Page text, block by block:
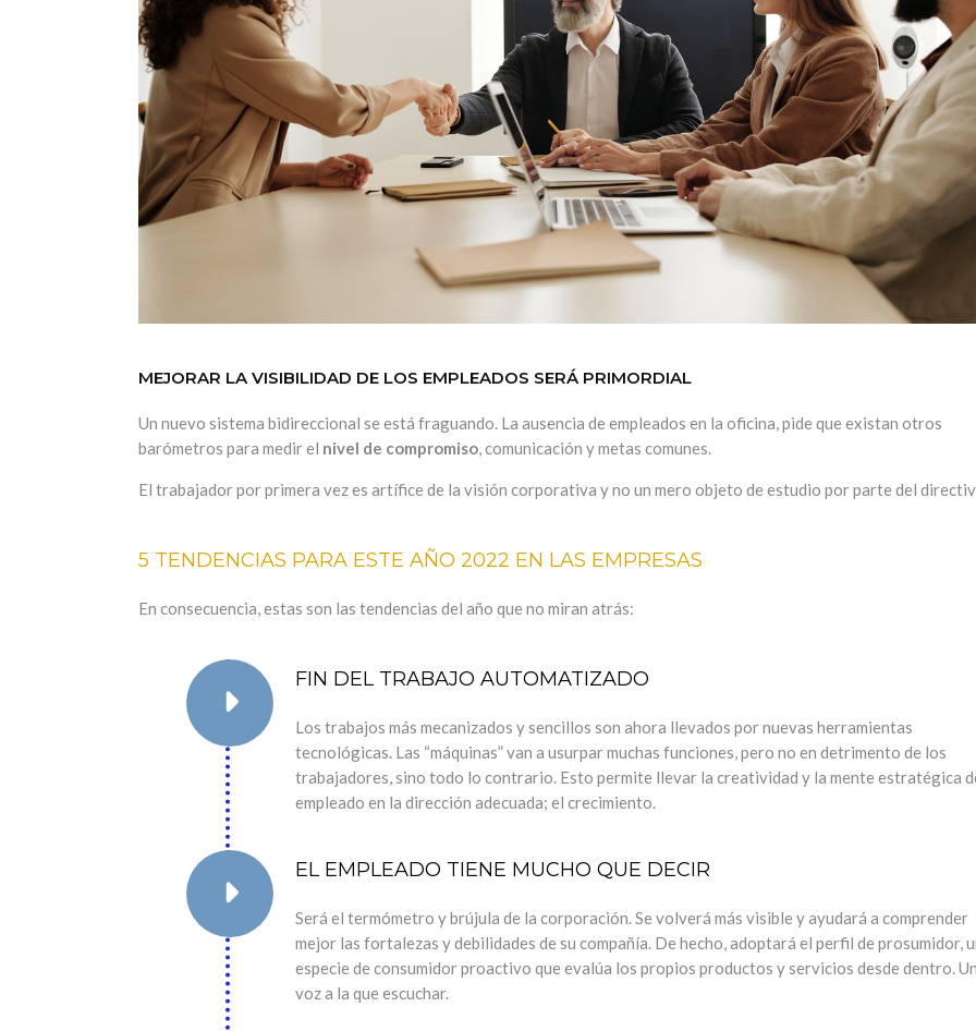
MEJORAR LA VISIBILIDAD DE LOS EMPLEADOS SERÁ PRIMORDIAL
Un nuevo sistema bidireccional se está fraguando. La ausencia de empleados en la oficina, pide que existan otros
barómetros para medir el nivel de compromiso,comunicación y metas comunes.
El trabajador por primera vez es artífice de la visión corporativa y no un mero objeto de estudio por parte del
5 TENDENCIAS PARA ESTE AÑO 2022 EN LAS EMPRESAS
En consecuencia, estas son las tendencias del año que no miran atrás:
FIN DEL TRABAJO AUTOMATIZADO
Los trabajos más mecanizados y sencillos son ahora llevados por nuevas herramientas
tecnológicas. Las “máquinas” van a usurpar muchas funciones, pero no en detrimento de los
trabajadores, sino todo lo contrario. Esto permite llevar la creatividad y la mente estratégica
empleado en la dirección adecuada; el crecimiento.
EL EMPLEADO TIENE MUCHO QUE DECIR
Será el termómetro y brújula de la corporación. Se volverá más visible y ayudará a comprender
mejor las fortalezas y debilidades de su compañía. De hecho, adoptará el perfil de prosumidor,
especie de consumidor proactivo que evalúa los propios productos y servicios desde dentro.
voz a la que escuchar.